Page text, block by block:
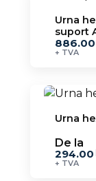
Urna
suport
886.00
+ TVA
Urna
De la
294.00
+ TVA